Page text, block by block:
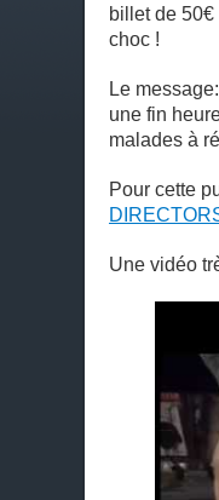
billet de
choc !
Le
une fin
malades à
Pour cette
Une vidéo